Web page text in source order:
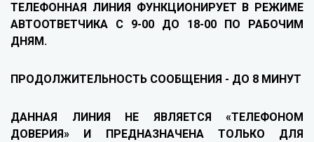
ТЕЛЕФОННАЯ ЛИНИЯ ФУНКЦИОНИРУЕТ В РЕЖИМЕ
АВТООТВЕТЧИКА С 9-00 ДО 18-00 ПО РАБОЧИМ
ДНЯМ .
ПРОДОЛЖИТЕЛЬНОСТЬ СООБЩЕНИЯ - ДО 8 МИНУТ
ДАННАЯ ЛИНИЯ
НЕ ЯВЛЯЕТСЯ «ТЕЛЕФОНОМ
ДОВЕРИЯ» И ПРЕДНАЗНАЧЕНА ТОЛЬКО ДЛЯ